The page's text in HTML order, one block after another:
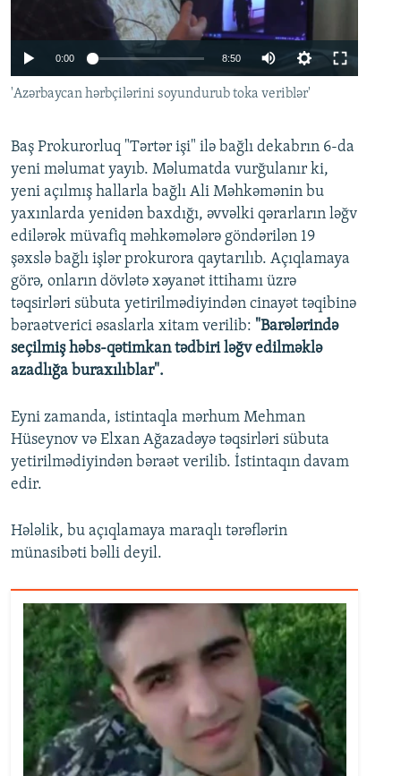
AZƏRBAYCAN ƏDƏBIYYATI KITABXANASI
İSLAM VƏ DEMOKRATIYA
PEŞƏ ETIKASI VƏ JURNALISTIKA STANDARTLARIMIZ
BIZIMLƏ ƏLAQƏ
XƏBƏR BÜLLETENLƏRIMIZ
Auto 240p 360p 480p
720p 1080p
0:00 8:50
240p
480p
1080p
'Azərbaycan hərbçilərini soyundurub toka veriblər'
Baş Prokurorluq "Tərtər işi" ilə bağlı dekabrın 6-da
yeni məlumat yayıb. Məlumatda vurğulanır ki,
yeni açılmış hallarla bağlı Ali Məhkəmənin bu
yaxınlarda yenidən baxdığı, əvvəlki qərarların ləğv
edilərək müvafiq məhkəmələrə göndərilən 19
şəxslə bağlı işlər prokurora qaytarılıb. Açıqlamaya
görə, onların dövlətə xəyanət ittihamı üzrə
təqsirləri sübuta yetirilmədiyindən cinayət təqibinə
bəraətverici əsaslarla xitam verilib: "Barələrində
seçilmiş həbs-qətimkan tədbiri ləğv edilməklə
azadlığa buraxılıblar".
Eyni zamanda, istintaqla mərhum Mehman
Hüseynov və Elxan Ağazadəyə təqsirləri sübuta
yetirilmədiyindən bəraət verilib. İstintaqın davam
edir.
Hələlik, bu açıqlamaya maraqlı tərəflərin
münasibəti bəlli deyil.